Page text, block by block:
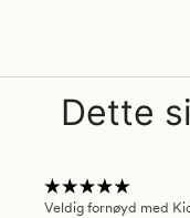
Dette
Veldig fornøyd med